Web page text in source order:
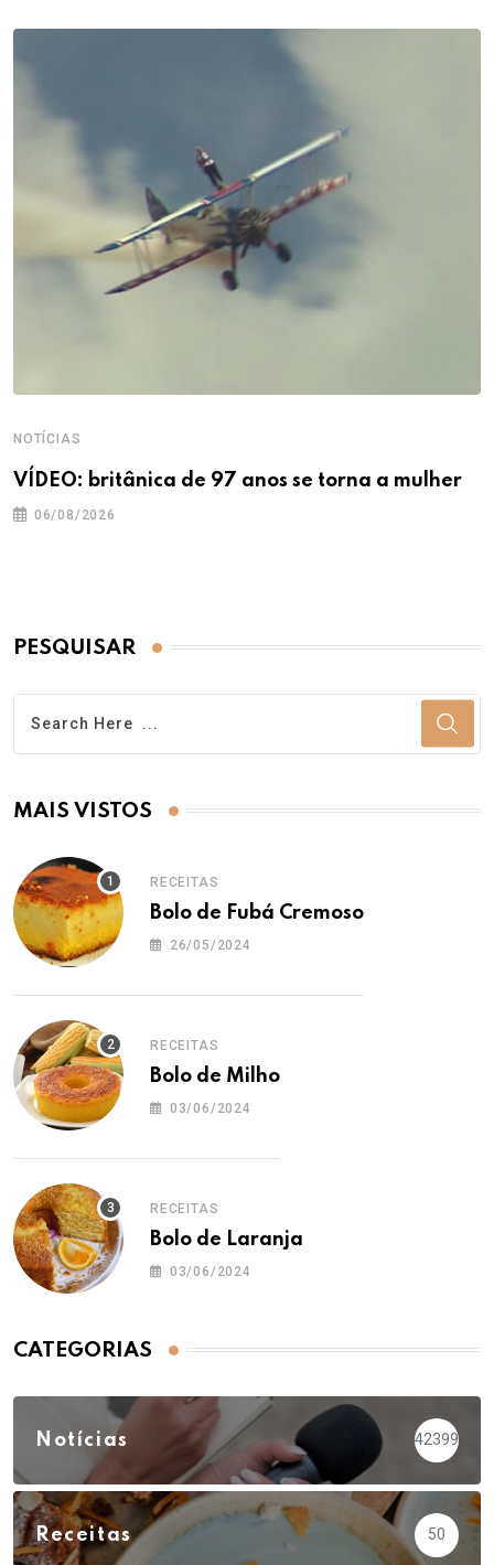
NOTÍCIAS
VÍDEO: britânica de 97 anos se torna a mulher
06/08/2026
PESQUISAR
MAIS VISTOS
RECEITAS
Bolo de Fubá Cremoso
26/05/2024
RECEITAS
Bolo de Milho
03/06/2024
RECEITAS
Bolo de Laranja
03/06/2024
CATEGORIAS
Notícias 42399
Receitas 50